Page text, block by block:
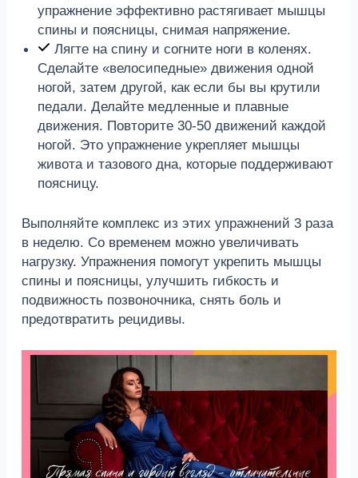
упражнение эффективно растягивает мышцы
спины и поясницы, снимая напряжение.
Лягте на спину и согните ноги в коленях.
Сделайте «велосипедные» движения одной
ногой, затем другой, как если бы вы крутили
педали. Делайте медленные и плавные
движения. Повторите 30-50 движений каждой
ногой. Это упражнение укрепляет мышцы
живота и тазового дна, которые поддерживают
поясницу.
Выполняйте комплекс из этих упражнений 3 раза
в неделю. Со временем можно увеличивать
нагрузку. Упражнения помогут укрепить мышцы
спины и поясницы, улучшить гибкость и
подвижность позвоночника, снять боль и
предотвратить рецидивы.